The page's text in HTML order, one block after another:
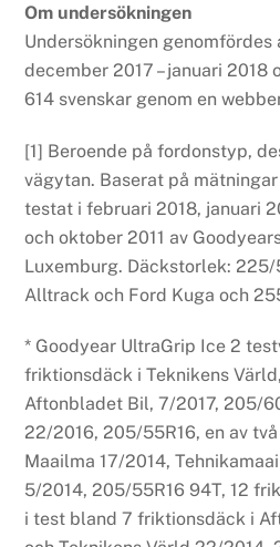
Om undersökningen
Undersökningen genomfördes
december 2017 – januari 2018
614 svenskar genom en
[1] Beroende på fordonstyp,
vägytan. Baserat på
testat i februari 2018, januari
och oktober 2011 av
Luxemburg. Däckstorlek: 225/
Alltrack och Ford Kuga och
* Goodyear UltraGrip Ice 2
friktionsdäck i Teknikens
Aftonbladet Bil, 7/2017, 205/
22/2016, 205/55R16, en av
Maailma 17/2014,
5/2014, 205/55R16 94T, 12
i test bland 7 friktionsdäck i